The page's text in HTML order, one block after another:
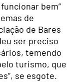
bem”
de
de Bares
ser preciso
temendo
turismo, que
se esgote.